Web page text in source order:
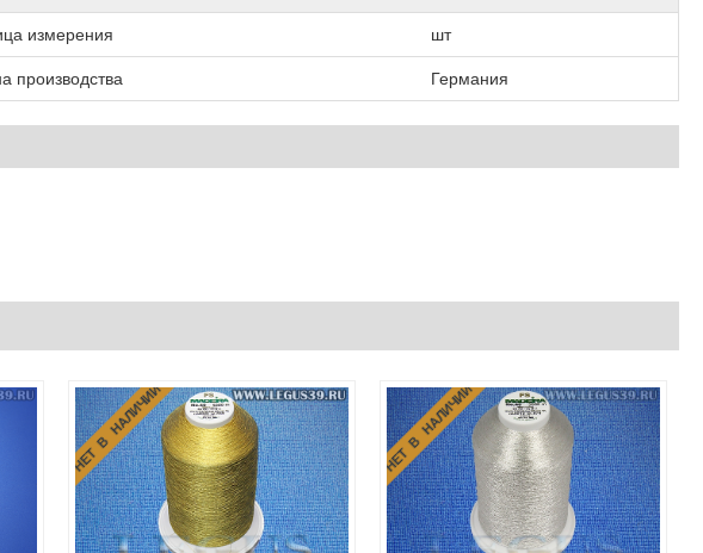
измерения шт
производства Германия
НЕТ В НАЛИЧИИ НЕТ В НАЛИЧИИ